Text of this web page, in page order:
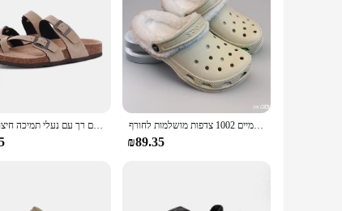
to-clean finish. The vibrant orange hue adds a pop
a relaxing evening, these slippers are designed
the sturdy construction ensures they can withstand
purchase in sets, they make for an ideal gift for
professional looking for a cozy pair of slippers to
to adapt to your lifestyle, offering a touch of
קרסטאר נשים זמש כפכפים נעלי בית סנדלים רך עם נעלי תמיכה חיצוניות חוף sede נעלי בית מגלשות נעלי גברים קרוקס כותנה חמה ביאה חורף חם נעלי צמר תחת כיפת השמיים 1002 צדפות מושלמות לחורף
₪89.35